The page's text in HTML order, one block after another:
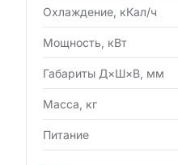
Охлаждение, кКал/ч
Мощность, кВт
Габариты Д×Ш×В, мм
Масса, кг
Питание